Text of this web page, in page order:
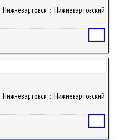
: Нижневартовский
: Нижневартовский